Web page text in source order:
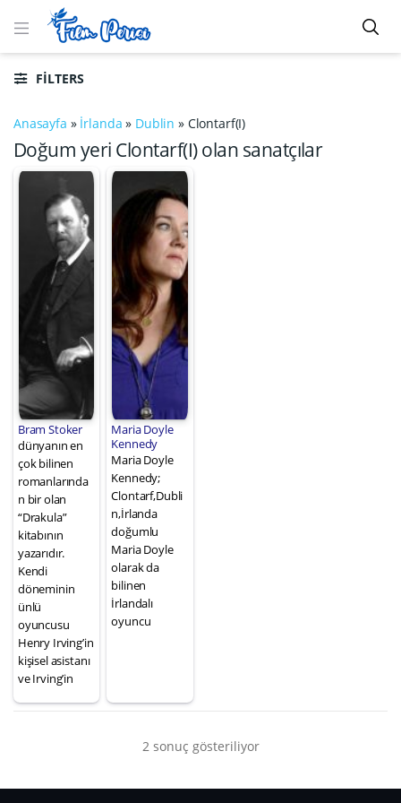
FILTERS
Anasayfa » İrlanda » Dublin » Clontarf(I)
Doğum yeri Clontarf(I) olan sanatçılar
Bram Stoker
dünyanın en
çok bilinen
romanlarında
n bir olan
“Drakula”
kitabının
yazarıdır.
Kendi
döneminin
ünlü
oyuncusu
Henry Irving’in
kişisel asistanı
ve Irving’in
Maria Doyle
Kennedy
Maria Doyle
Kennedy;
Clontarf,Dubli
n,İrlanda
doğumlu
Maria Doyle
olarak da
bilinen
İrlandalı
oyuncu
2 sonuç gösteriliyor